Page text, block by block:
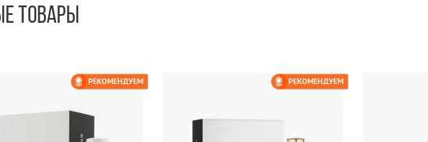
ТОВАРЫ
РЕКОМЕНДУЕМ РЕКОМЕНДУЕМ